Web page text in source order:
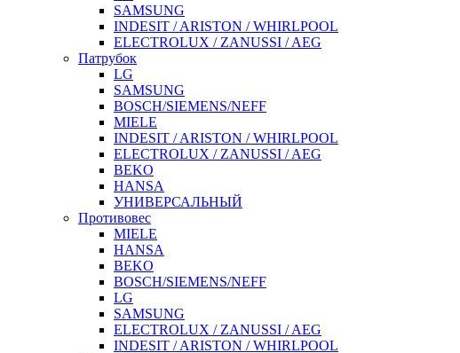
SAMSUNG
INDESIT / ARISTON / WHIRLPOOL
ELECTROLUX / ZANUSSI / AEG
Патрубок
LG
SAMSUNG
BOSCH/SIEMENS/NEFF
MIELE
INDESIT / ARISTON / WHIRLPOOL
ELECTROLUX / ZANUSSI / AEG
BEKO
HANSA
УНИВЕРСАЛЬНЫЙ
Противовес
MIELE
HANSA
BEKO
BOSCH/SIEMENS/NEFF
LG
SAMSUNG
ELECTROLUX / ZANUSSI / AEG
INDESIT / ARISTON / WHIRLPOOL